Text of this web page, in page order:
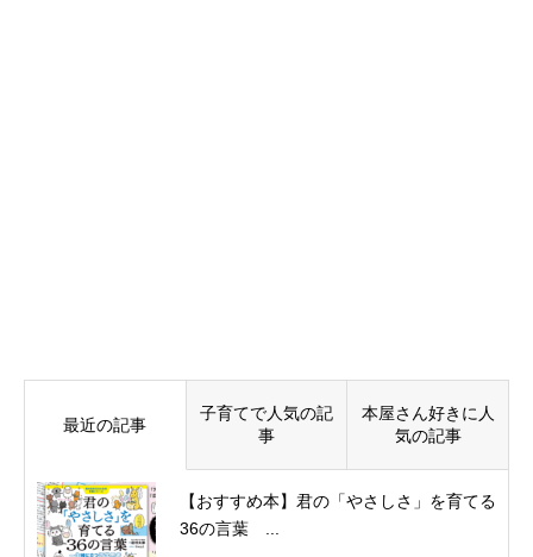
最近の記事
子育てで人気の記
事
本屋さん好きに人
気の記事
【おすすめ本】君の「やさしさ」を育てる
36の言葉 ...